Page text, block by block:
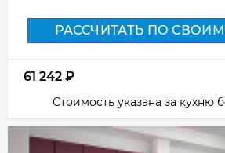
РАССЧИТАТЬ ПО
61 242 ₽
Стоимость указана за кухню